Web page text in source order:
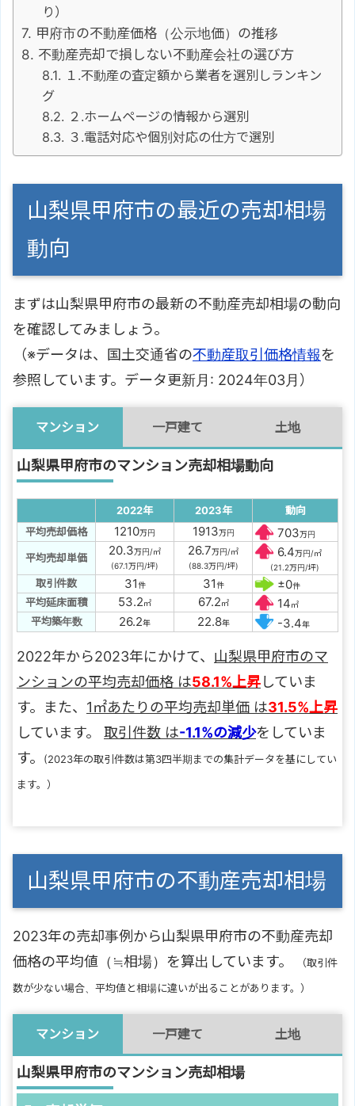
り）
甲府市の不動産価格（公示地価）の推移
不動産売却で損しない不動産会社の選び方
１.不動産の査定額から業者を選別しランキン
グ
２.ホームページの情報から選別
３.電話対応や個別対応の仕方で選別
山梨県甲府市の最近の売却相場
動向
まずは山梨県甲府市の最新の不動産売却相場の動向
を確認してみましょう。
（※データは、国土交通省の不動産取引価格情報を
参照しています。データ更新月: 2024年03月）
マンション 一戸建て 土地
山梨県甲府市のマンション売却相場動向
2022年 2023年
動向
平均売却価格
1210万円 1913万円 703万円
平均売却単価 20.3万円/㎡
(67.1万円/坪)
26.7万円/㎡
(88.3万円/坪)
6.4万円/㎡
(21.2万円/坪)
取引件数 31件 31件 ±0件
平均延床面積 53.2㎡ 67.2㎡ 14㎡
平均築年数 26.2年 22.8年 -3.4年
2022年から2023年にかけて、 山梨県甲府市のマ
ンションの平均売却価格 は58.1%上昇していま
す。また、 1㎡あたりの平均売却単価 は31.5%上昇
しています。 取引件数 は-1.1%の減少をしていま
す。
(2023年の取引件数は第3四半期までの集計データを基にしてい
ます。）
山梨県甲府市の不動産売却相場
2023年の売却事例から山梨県甲府市の不動産売却
価格の平均値（≒相場）を算出しています。
（取引件
数が少ない場合、平均値と相場に違いが出ることがあります。）
マンション 一戸建て 土地
山梨県甲府市のマンション売却相場